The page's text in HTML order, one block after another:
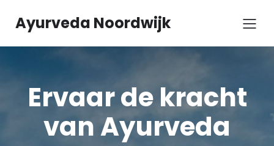
Ayurveda Noordwijk
Ervaar de kracht
van Ayurveda